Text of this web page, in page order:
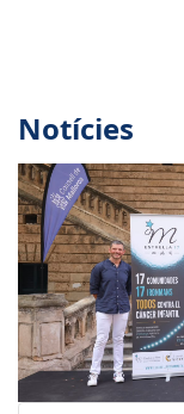
Notícies